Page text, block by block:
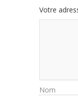
Votre
Nom